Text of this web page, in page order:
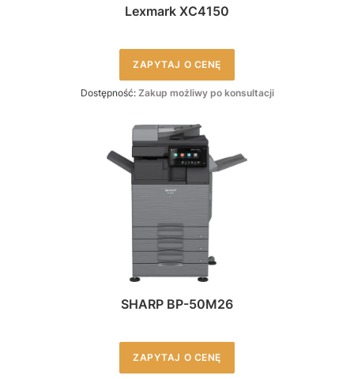
Lexmark XC4150
ZAPYTAJ O CENĘ
Dostępność: Zakup możliwy po konsultacji
SHARP BP-50M26
ZAPYTAJ O CENĘ